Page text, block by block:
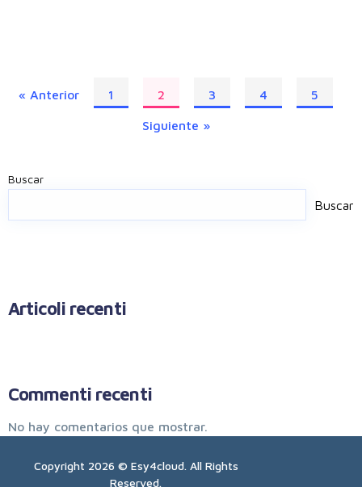
« Anterior 1 2 3 4 5
Siguiente »
Buscar
Buscar
Articoli recenti
Commenti recenti
No hay comentarios que mostrar.
Copyright 2026 © Esy4cloud. All Rights
Reserved.